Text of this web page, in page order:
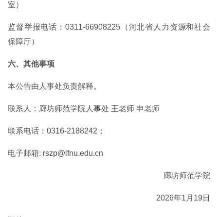
室）
监督举报电话：0311-66908225（河北省人力资源和社会
保障厅）
六、其他事项
本公告由人事处负责解释。
联系人：廊坊师范学院人事处 王老师 申老师
联系电话：0316-2188242；
电子邮箱: rszp@lfnu.edu.cn
廊坊师范学院
2026年1月19日